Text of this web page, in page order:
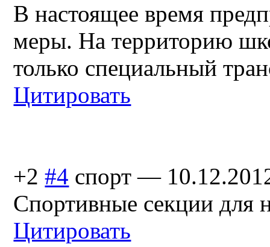
В настоящее время
меры. На территорию
только специальный
Цитировать
+2 #4 спорт —
Спортивные секции для
Цитировать